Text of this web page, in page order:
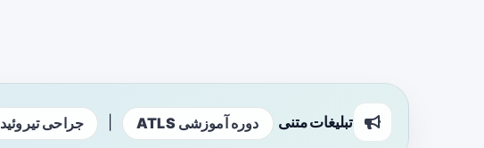
تبلیغات متنی دوره آموزشی ATLS جراحی تیروئید